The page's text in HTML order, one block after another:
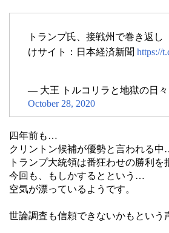
トランプ氏、接戦州で巻き返
けサイト：日本経済新聞 https://
— 大王 トルコリラと地獄の日々
October 28, 2020
四年前も…
クリントン候補が優勢と言われる
トランプ大統領は番狂わせの勝利
今回も、もしかするとという…
空気が漂っているようです。
世論調査も信頼できないかもという